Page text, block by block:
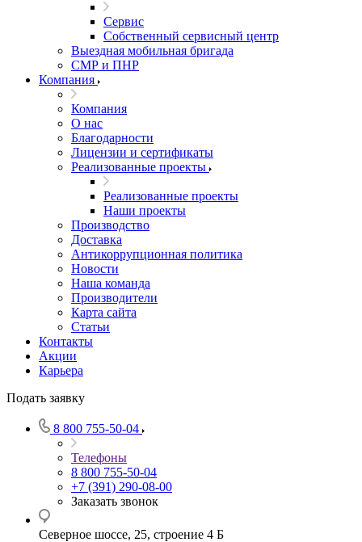
Сервис
Собственный сервисный центр
Выездная мобильная бригада
СМР и ПНР
Компания
Компания
О нас
Благодарности
Лицензии и сертификаты
Реализованные проекты
Реализованные проекты
Наши проекты
Производство
Доставка
Антикоррупционная политика
Новости
Наша команда
Производители
Карта сайта
Статьи
Контакты
Акции
Карьера
Подать заявку
8 800 755-50-04
Телефоны
8 800 755-50-04
+7 (391) 290-08-00
Заказать звонок
Северное шоссе, 25, строение 4 Б